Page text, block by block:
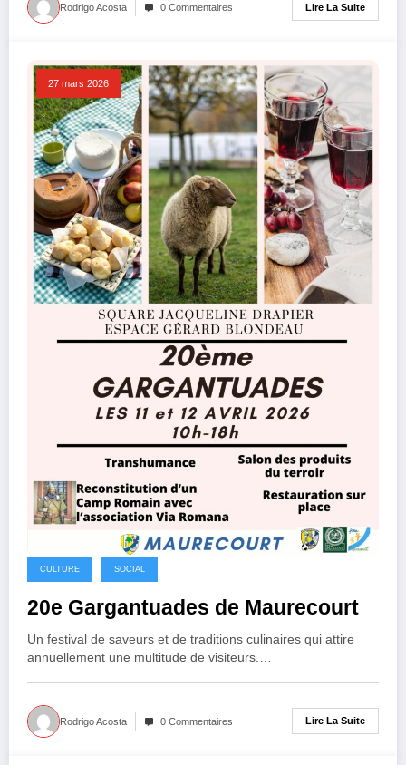
Rodrigo Acosta 0 Commentaires Lire La Suite
27 mars 2026
CULTURE SOCIAL
20e Gargantuades de Maurecourt
Un festival de saveurs et de traditions culinaires qui attire
annuellement une multitude de visiteurs.…
Rodrigo Acosta 0 Commentaires Lire La Suite